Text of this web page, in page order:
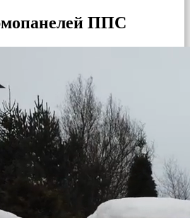
ППС